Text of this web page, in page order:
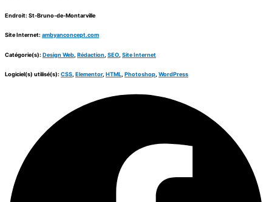
Endroit: St-Bruno-de-Montarville
Site Internet: ambyanconcept.com
Catégorie(s): Design Web Rédaction SEO Site Internet
Logiciel(s) utilisé(s): CSS Elementor, HTML Photoshop WordPress